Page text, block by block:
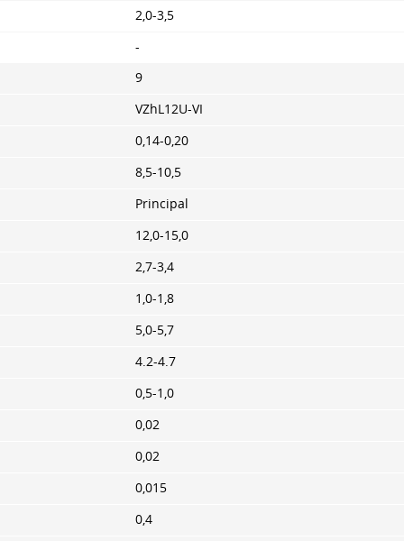
2,0-3,5
-
9
VZhL12U-VI
0,14-0,20
8,5-10,5
Principal
12,0-15,0
2,7-3,4
1,0-1,8
5,0-5,7
4.2-4.7
0,5-1,0
0,02
0,02
0,015
0,4